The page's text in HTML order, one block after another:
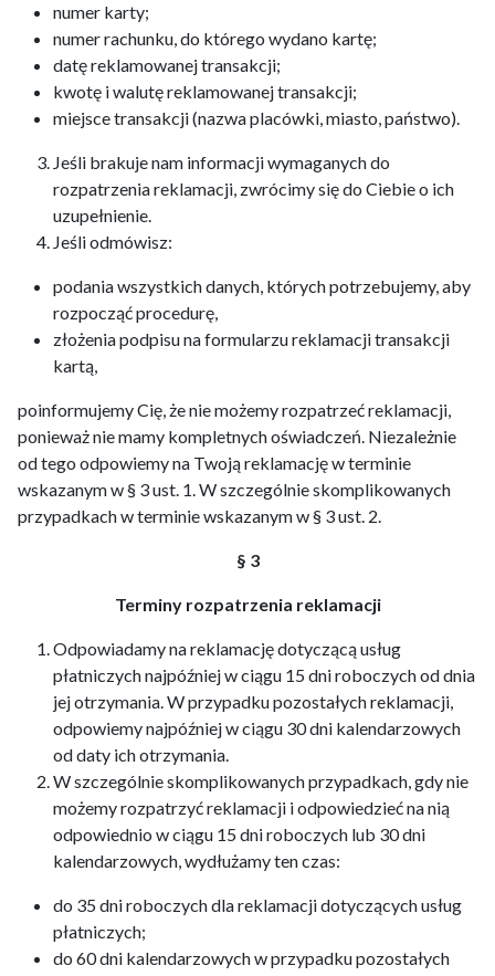
numer karty;
numer rachunku, do którego wydano kartę;
datę reklamowanej transakcji;
kwotę i walutę reklamowanej transakcji;
miejsce transakcji (nazwa placówki, miasto, państwo).
Jeśli brakuje nam informacji wymaganych do
rozpatrzenia reklamacji, zwrócimy się do Ciebie o ich
uzupełnienie.
Jeśli odmówisz:
podania wszystkich danych, których potrzebujemy, aby
rozpocząć procedurę,
złożenia podpisu na formularzu reklamacji transakcji
kartą,
poinformujemy Cię, że nie możemy rozpatrzeć reklamacji,
ponieważ nie mamy kompletnych oświadczeń. Niezależnie
od tego odpowiemy na Twoją reklamację w terminie
wskazanym w § 3 ust. 1. W szczególnie skomplikowanych
przypadkach w terminie wskazanym w § 3 ust. 2.
§ 3
Terminy rozpatrzenia reklamacji
Odpowiadamy na reklamację dotyczącą usług
płatniczych najpóźniej w ciągu 15 dni roboczych od dnia
jej otrzymania. W przypadku pozostałych reklamacji,
odpowiemy najpóźniej w ciągu 30 dni kalendarzowych
od daty ich otrzymania.
W szczególnie skomplikowanych przypadkach, gdy nie
możemy rozpatrzyć reklamacji i odpowiedzieć na nią
odpowiednio w ciągu 15 dni roboczych lub 30 dni
kalendarzowych, wydłużamy ten czas:
do 35 dni roboczych dla reklamacji dotyczących usług
płatniczych;
do 60 dni kalendarzowych w przypadku pozostałych